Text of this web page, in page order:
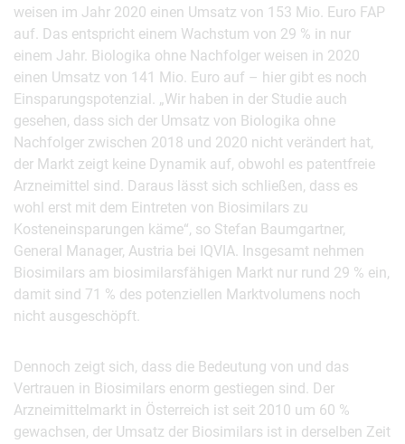
weisen im Jahr 2020 einen Umsatz von 153 Mio. Euro FAP
auf. Das entspricht einem Wachstum von 29 % in nur
einem Jahr. Biologika ohne Nachfolger weisen in 2020
einen Umsatz von 141 Mio. Euro auf – hier gibt es noch
Einsparungspotenzial. „Wir haben in der Studie auch
gesehen, dass sich der Umsatz von Biologika ohne
Nachfolger zwischen 2018 und 2020 nicht verändert hat,
der Markt zeigt keine Dynamik auf, obwohl es patentfreie
Arzneimittel sind. Daraus lässt sich schließen, dass es
wohl erst mit dem Eintreten von Biosimilars zu
Kosteneinsparungen käme“, so Stefan Baumgartner,
General Manager, Austria bei IQVIA. Insgesamt nehmen
Biosimilars am biosimilarsfähigen Markt nur rund 29 % ein,
damit sind 71 % des potenziellen Marktvolumens noch
nicht ausgeschöpft.
Dennoch zeigt sich, dass die Bedeutung von und das
Vertrauen in Biosimilars enorm gestiegen sind. Der
Arzneimittelmarkt in Österreich ist seit 2010 um 60 %
gewachsen, der Umsatz der Biosimilars ist in derselben Zeit